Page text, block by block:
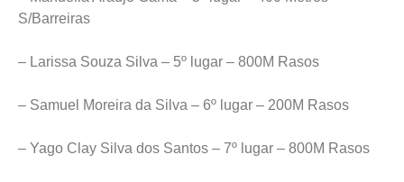
S/Barreiras
– Larissa Souza Silva – 5º lugar – 800M Rasos
– Samuel Moreira da Silva – 6º lugar – 200M Rasos
– Yago Clay Silva dos Santos – 7º lugar – 800M Rasos